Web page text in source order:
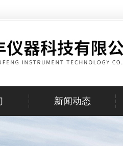
新闻动态